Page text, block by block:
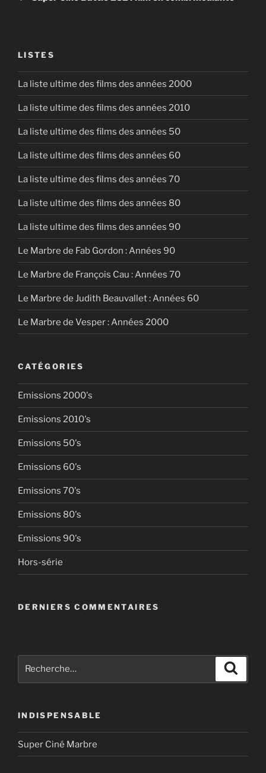
LISTES
La liste ultime des films des années 2000
La liste ultime des films des années 2010
La liste ultime des films des années 50
La liste ultime des films des années 60
La liste ultime des films des années 70
La liste ultime des films des années 80
La liste ultime des films des années 90
Le Marbre de Fab Gordon : Années 90
Le Marbre de François Cau : Années 70
Le Marbre de Judith Beauvallet : Années 60
Le Marbre de Vesper : Années 2000
CATÉGORIES
Emissions 2000's
Emissions 2010's
Emissions 50's
Emissions 60's
Emissions 70's
Emissions 80's
Emissions 90's
Hors-série
DERNIERS COMMENTAIRES
INDISPENSABLE
Super Ciné Marbre